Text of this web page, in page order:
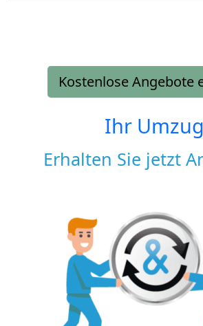
Kostenlose Angebote
Ihr Umzug
Erhalten Sie jetzt